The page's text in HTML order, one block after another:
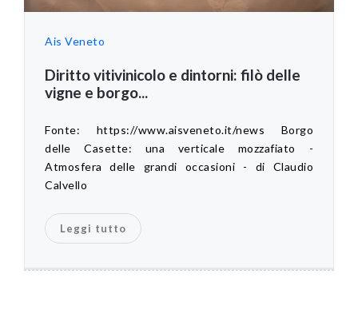
Ais Veneto
Diritto vitivinicolo e dintorni: filò delle
vigne e borgo...
Fonte: https://www.aisveneto.it/news Borgo
delle Casette: una verticale mozzafiato -
Atmosfera delle grandi occasioni - di Claudio
Calvello
Leggi tutto